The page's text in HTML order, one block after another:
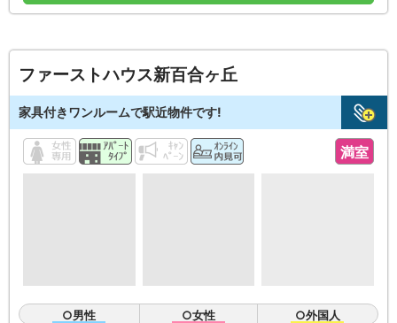
ファーストハウス新百合ヶ丘
家具付きワンルームで駅近物件です!
満室
○男性 ○女性 ○外国人